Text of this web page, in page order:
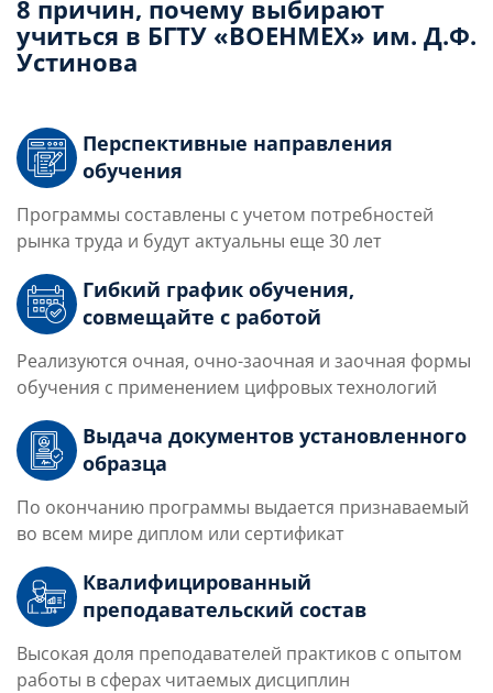
8 причин, почему выбирают
учиться в БГТУ «ВОЕНМЕХ» им. Д.Ф.
Устинова
Перспективные направления
обучения
Программы составлены с учетом потребностей
рынка труда и будут актуальны еще 30 лет
Гибкий график обучения,
совмещайте с работой
Реализуются очная, очно-заочная и заочная формы
обучения с применением цифровых технологий
Выдача документов установленного
образца
По окончанию программы выдается признаваемый
во всем мире диплом или сертификат
Квалифицированный
преподавательский состав
Высокая доля преподавателей практиков с опытом
работы в сферах читаемых дисциплин